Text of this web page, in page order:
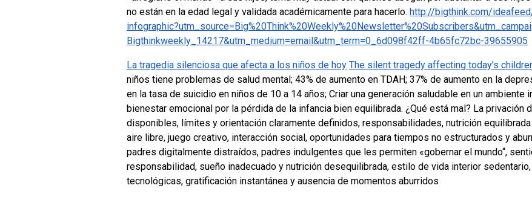
no están en la edad legal y validada académicamente para hacerlo. http://bigthink.com/
Bigthinkweekly_14217&utm_medium=email&utm_term=0_6d098f42ff-4b65fc72bc-39655905
La tragedia silenciosa que afecta a los niños de hoy The silent tragedy affecting today’s
niños tiene problemas de salud mental; 43% de aumento en TDAH; 37% de aumento en la
en la tasa de suicidio en niños de 10 a 14 años; Criar una generación saludable en un ambiente
bienestar emocional por la pérdida de la infancia bien equilibrada. ¿Qué está mal? La privación
disponibles, límites y orientación claramente definidos, responsabilidades, nutrición
aire libre, juego creativo, interacción social, oportunidades para tiempos no estructurados y
padres digitalmente distraídos, padres indulgentes que les permiten «gobernar el mundo“,
responsabilidad, sueño inadecuado y nutrición desequilibrada, estilo de vida interior sedentario,
tecnológicas, gratificación instantánea y ausencia de momentos aburridos